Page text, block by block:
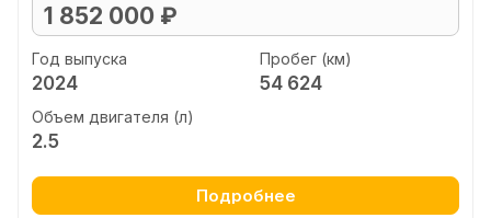
1 852 000 ₽
Год выпуска
2024
Пробег (км)
54 624
Объем двигателя (л)
2.5
Подробнее